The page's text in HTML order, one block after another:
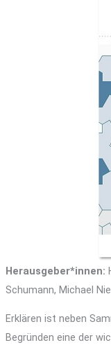
Herausgeber*innen:
Schumann, Michael
Erklären ist neben
Begründen eine der